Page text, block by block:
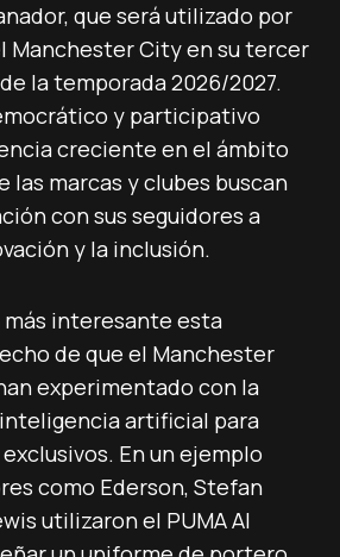
que será utilizado por
Manchester City en su tercer
la temporada 2026/2027.
y participativo
creciente en el ámbito
las marcas y clubes buscan
con sus seguidores a
y la inclusión.
más interesante esta
de que el Manchester
experimentado con la
artificial para
En un ejemplo
como Ederson, Stefan
utilizaron el PUMA AI